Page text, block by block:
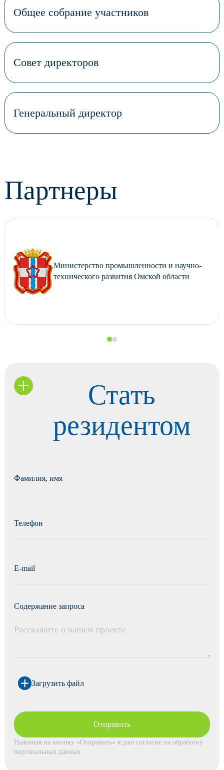
Общее собрание участников
Совет директоров
Генеральный директор
Партнеры
Министерство промышленности и научно-
технического развития Омской области
Стать
резидентом
Фамилия, имя
Телефон
E-mail
Содержание запроса
Загрузить файл
Отправить
Нажимая на кнопку «Отправить» я даю согласие на обработку
персональных данных